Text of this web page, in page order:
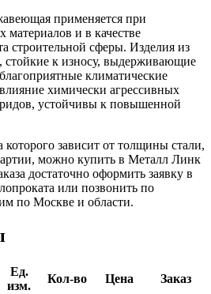
применяется при
материалов и в качестве
строительной сферы. Изделия из
стойкие к износу, выдерживающие
климатические
химически агрессивных
устойчивы к повышенной
зависит от толщины стали,
можно купить в Металл Линк
достаточно оформить заявку в
или позвонить по
по Москве и области.
Ед.
изм.
Кол-во Цена
Заказ